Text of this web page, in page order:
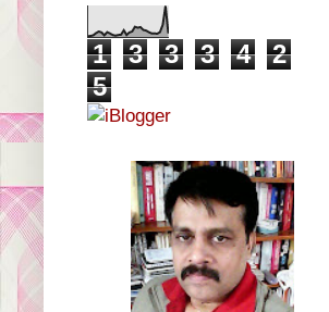
1 3 3 3 4
2
5